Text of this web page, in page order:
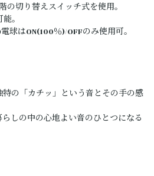
の切り替えスイッチ式を使用。
。
球はON(100％)/OFFのみ使用可。
の「カチッ」という音とその手の感
しの中の心地よい音のひとつになる